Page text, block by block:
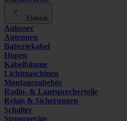
Elektrik
Anlasser
Antennen
Batteriekabel
Hupen
Kabelbäume
Lichtmaschinen
Montagezubehör
Radio- & Lautsprecherteile
Relais & Sicherungen
Schalter
Steuergeräte